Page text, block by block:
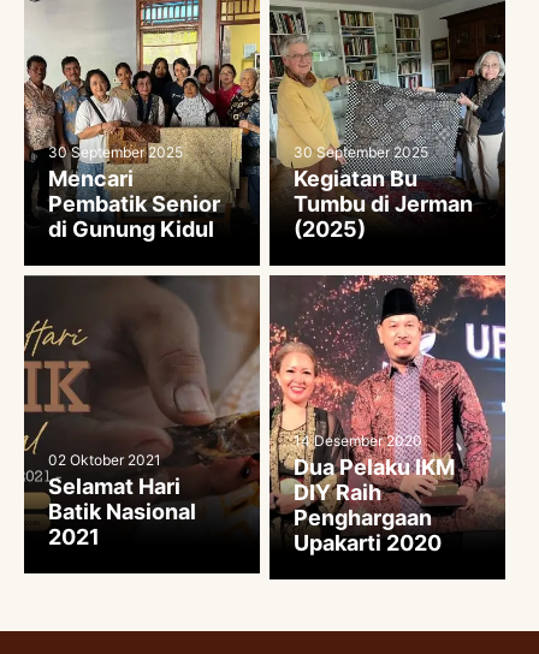
30 September 2025
Mencari
Pembatik Senior
di Gunung Kidul
30 September 2025
Kegiatan Bu
Tumbu di Jerman
(2025)
02 Oktober 2021
Selamat Hari
Batik Nasional
2021
14 Desember 2020
Dua Pelaku IKM
DIY Raih
Penghargaan
Upakarti 2020